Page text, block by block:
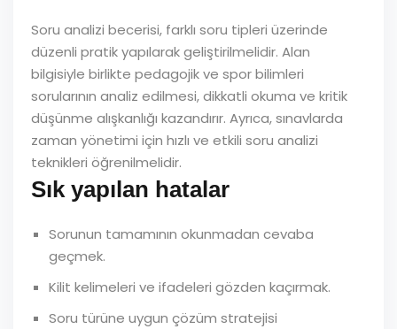
Soru analizi becerisi, farklı soru tipleri üzerinde
düzenli pratik yapılarak geliştirilmelidir. Alan
bilgisiyle birlikte pedagojik ve spor bilimleri
sorularının analiz edilmesi, dikkatli okuma ve kritik
düşünme alışkanlığı kazandırır. Ayrıca, sınavlarda
zaman yönetimi için hızlı ve etkili soru analizi
teknikleri öğrenilmelidir.
Sık yapılan hatalar
Sorunun tamamının okunmadan cevaba
geçmek.
Kilit kelimeleri ve ifadeleri gözden kaçırmak.
Soru türüne uygun çözüm stratejisi